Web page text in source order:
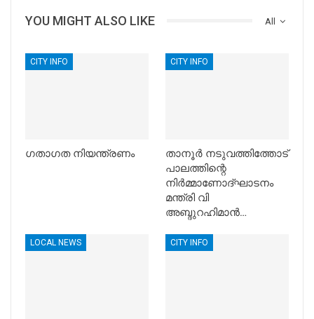
All
YOU MIGHT ALSO LIKE
CITY INFO
ഗതാഗത നിയന്ത്രണം
CITY INFO
താനൂര്‍ നടുവത്തിത്തോട്
പാലത്തിന്റെ
നിര്‍മ്മാണോദ്ഘാടനം
മന്ത്രി വി
അബ്ദുറഹിമാന്‍…
LOCAL NEWS CITY INFO